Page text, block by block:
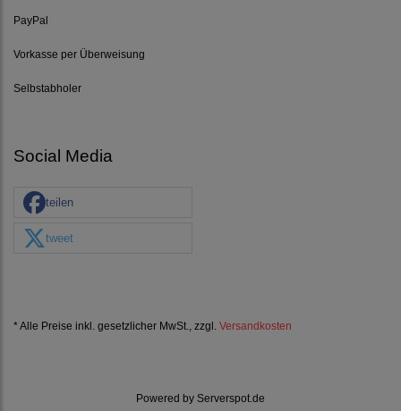
PayPal
Vorkasse per Überweisung
Selbstabholer
Social Media
teilen
tweet
* Alle Preise inkl. gesetzlicher MwSt., zzgl. Versandkosten
Powered by Serverspot.de